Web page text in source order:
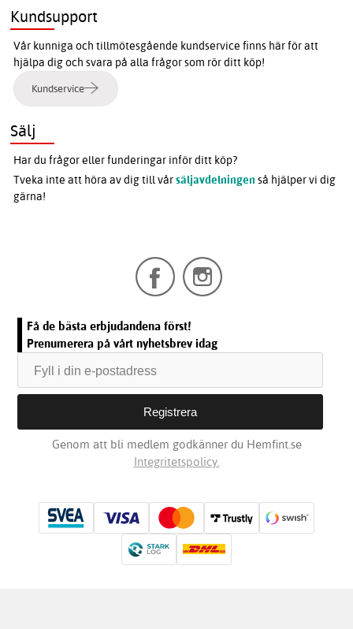
Kundsupport
Vår kunniga och tillmötesgående kundservice finns här för att
hjälpa dig och svara på alla frågor som rör ditt köp!
Kundservice
Sälj
Har du frågor eller funderingar inför ditt köp?
Tveka inte att höra av dig till vårsäljavdelningen så hjälper vi dig
gärna!
Få de bästa erbjudandena först!
Prenumerera på vårt nyhetsbrev idag
Genom att bli medlem godkänner du Hemfint.se
Integritetspolicy.